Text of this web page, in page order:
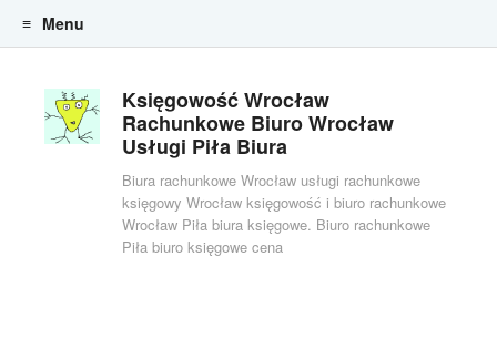
Księgowość Wrocław
Rachunkowe Biuro Wrocław
Usługi Piła Biura
Biura rachunkowe Wrocław usługi rachunkowe
księgowy Wrocław księgowość i biuro rachunkowe
Wrocław Piła biura księgowe. Biuro rachunkowe
Piła biuro księgowe cena
Menu